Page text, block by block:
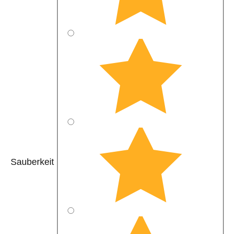
Sauberkeit